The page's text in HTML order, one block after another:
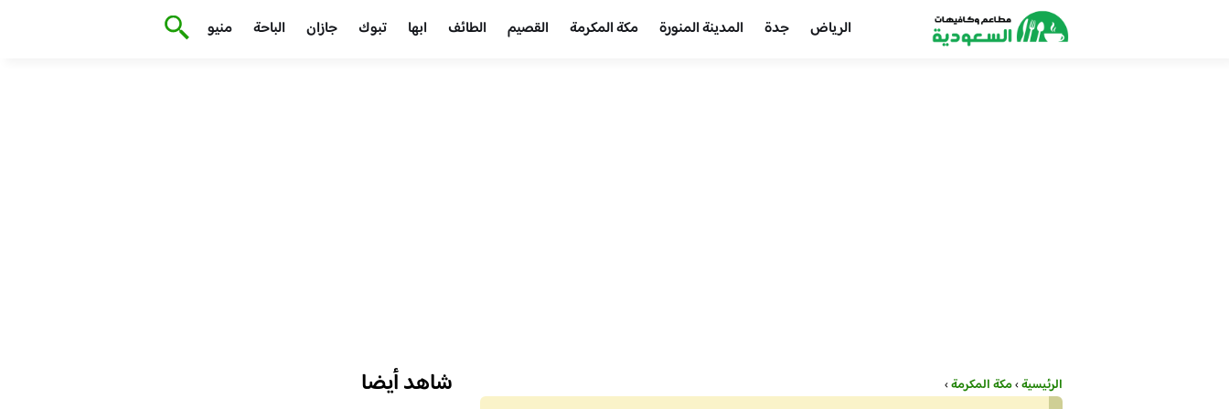
الرياض جدة المدينة المنورة مكة المكرمة القصيم الطائف ابها تبوك جازان الباحة منيو
الرئيسية›مكة المكرمة› شاهد أيضا